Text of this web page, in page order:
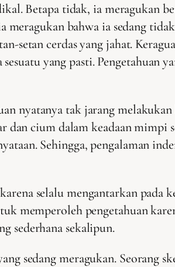
Betapa tidak, ia meragukan
bahwa ia sedang
setan cerdas yang jahat.
yang pasti. Pengetahuan
nyatanya tak jarang
dan cium dalam keadaan mimpi
Sehingga, pengalaman
selalu mengantarkan pada
memperoleh pengetahuan
sederhana sekalipun.
sedang meragukan. Seorang